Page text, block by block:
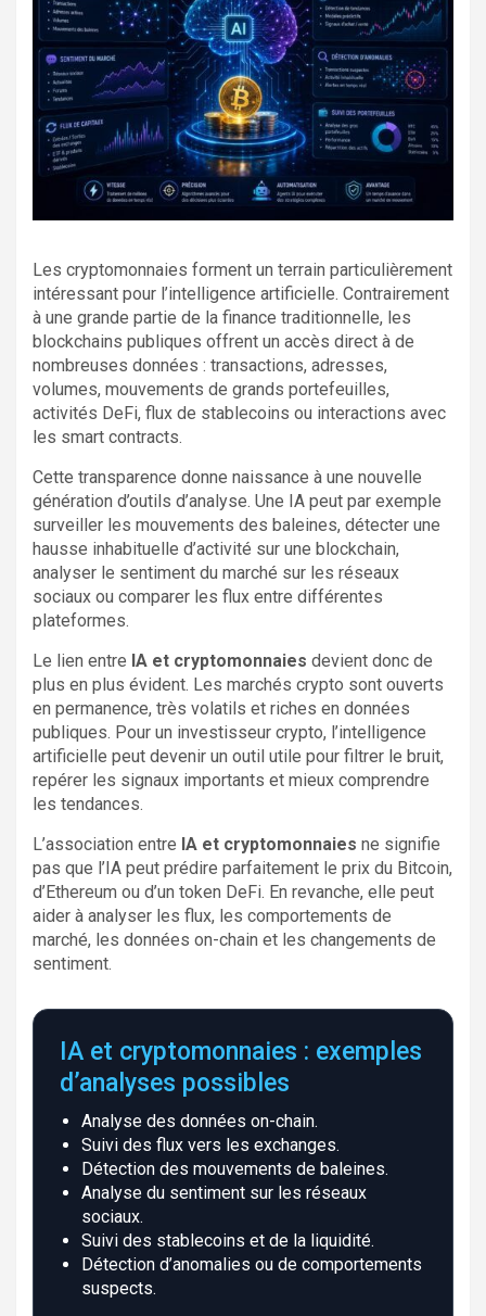
Les cryptomonnaies forment un terrain particulièrement
intéressant pour l’intelligence artificielle. Contrairement
à une grande partie de la finance traditionnelle, les
blockchains publiques offrent un accès direct à de
nombreuses données : transactions, adresses,
volumes, mouvements de grands portefeuilles,
activités DeFi, flux de stablecoins ou interactions avec
les smart contracts.
Cette transparence donne naissance à une nouvelle
génération d’outils d’analyse. Une IA peut par exemple
surveiller les mouvements des baleines, détecter une
hausse inhabituelle d’activité sur une blockchain,
analyser le sentiment du marché sur les réseaux
sociaux ou comparer les flux entre différentes
plateformes.
Le lien entre IA et cryptomonnaies devient donc de
plus en plus évident. Les marchés crypto sont ouverts
en permanence, très volatils et riches en données
publiques. Pour un investisseur crypto, l’intelligence
artificielle peut devenir un outil utile pour filtrer le bruit,
repérer les signaux importants et mieux comprendre
les tendances.
L’association entre IA et cryptomonnaies ne signifie
pas que l’IA peut prédire parfaitement le prix du Bitcoin,
d’Ethereum ou d’un token DeFi. En revanche, elle peut
aider à analyser les flux, les comportements de
marché, les données on-chain et les changements de
sentiment.
IA et cryptomonnaies : exemples
d’analyses possibles
Analyse des données on-chain.
Suivi des flux vers les exchanges.
Détection des mouvements de baleines.
Analyse du sentiment sur les réseaux
sociaux.
Suivi des stablecoins et de la liquidité.
Détection d’anomalies ou de comportements
suspects.